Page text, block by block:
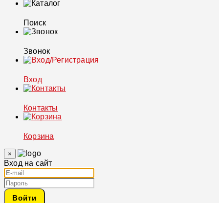
Поиск
Звонок
Вход
Контакты
Корзина
×
Вход на сайт
Войти